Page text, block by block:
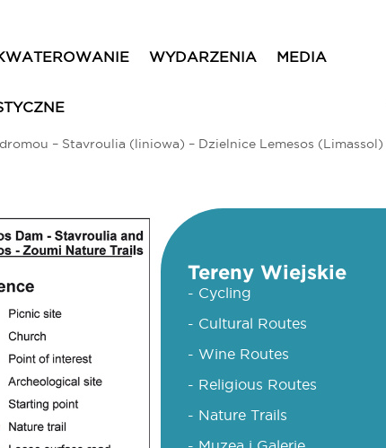
WYDARZENIA MEDIA
– Stavroulia (liniowa) – Dzielnice Lemesos
Tereny Wiejskie
- Cycling
- Cultural Routes
- Wine Routes
- Religious Routes
- Nature Trails